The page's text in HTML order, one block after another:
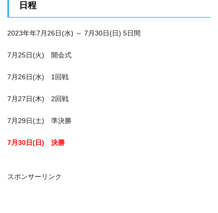
日程
2023年年7月26日(水) ～ 7月30日(日) 5日間
7月25日(火) 開会式
7月26日(水) 1回戦
7月27日(木) 2回戦
7月29日(土) 準決勝
7月30日(日) 決勝
スポンサーリンク